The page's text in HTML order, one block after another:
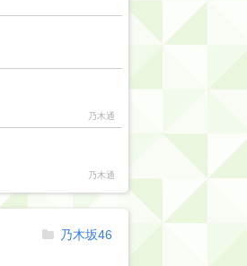
乃木通
乃木通
乃木坂46